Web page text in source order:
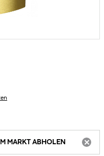
IM MARKT ABHOLEN